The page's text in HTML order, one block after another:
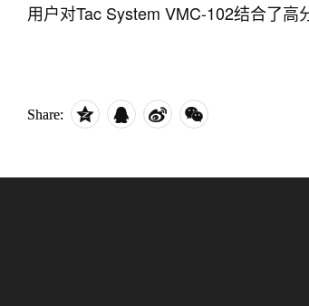
用户对Tac System VMC-102结合了高
Share: